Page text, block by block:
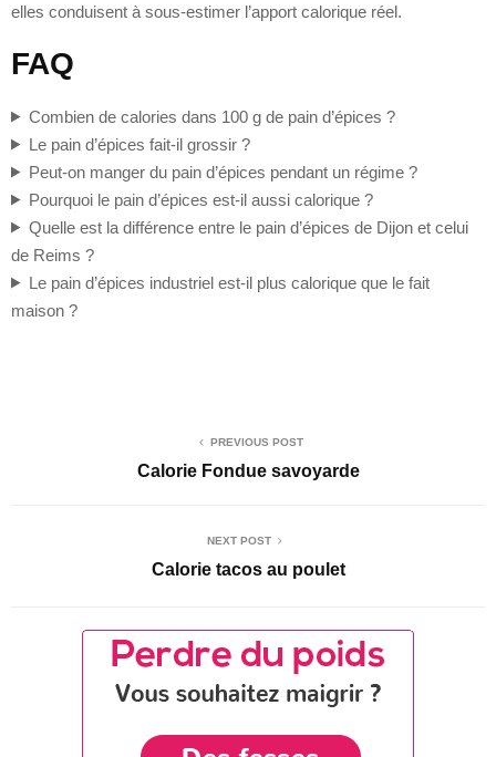
elles conduisent à sous-estimer l’apport calorique réel.
FAQ
Combien de calories dans 100 g de pain d’épices ?
Le pain d’épices fait-il grossir ?
Peut-on manger du pain d’épices pendant un régime ?
Pourquoi le pain d’épices est-il aussi calorique ?
Quelle est la différence entre le pain d’épices de Dijon et celui
de Reims ?
Le pain d’épices industriel est-il plus calorique que le fait
maison ?
PREVIOUS POST
Calorie Fondue savoyarde
NEXT POST
Calorie tacos au poulet